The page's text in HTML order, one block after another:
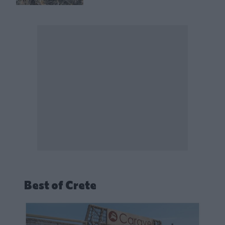
Best of Crete